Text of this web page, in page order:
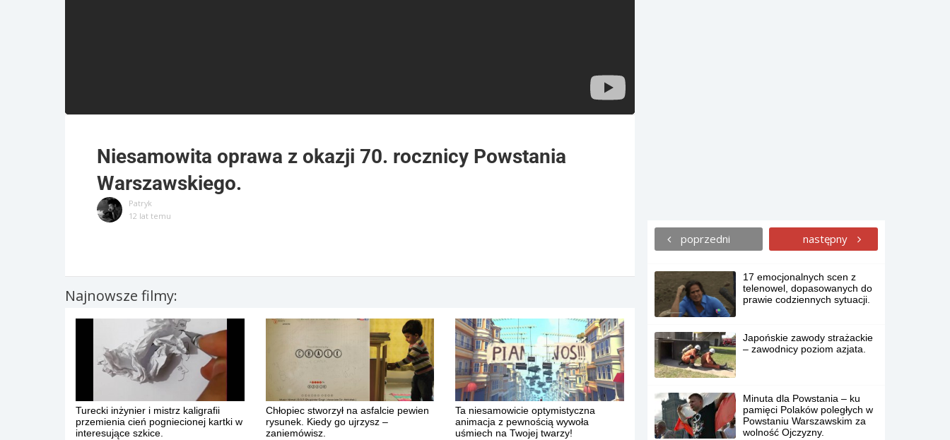
Niesamowita oprawa z okazji 70. rocznicy Powstania
Warszawskiego.
Patryk
12 lat temu
Najnowsze filmy:
Turecki inżynier i mistrz kaligrafii
przemienia cień pogniecionej kartki w
interesujące szkice.
Chłopiec stworzył na asfalcie pewien
rysunek. Kiedy go ujrzysz –
zaniemówisz.
Ta niesamowicie optymistyczna
animacja z pewnością wywoła
uśmiech na Twojej twarzy!
poprzedni następny
wiewiórkę na krawędź
Wielkiego Kanionu, a potem…
brak słów.
17 emocjonalnych scen z
telenowel, dopasowanych do
prawie codziennych sytuacji.
Japońskie zawody strażackie
– zawodnicy poziom azjata.
Minuta dla Powstania – ku
pamięci Polaków poległych w
Powstaniu Warszawskim za
wolność Ojczyzny.